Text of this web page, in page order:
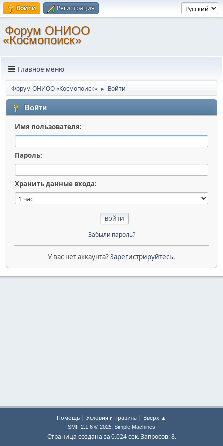
Войти Регистрация
Форум ОНИОО
«Космопоиск»
Главное меню
Форум ОНИОО «Космопоиск» ► Войти
Войти
Имя пользователя:
Пароль:
Хранить данные входа:
Забыли пароль?
У вас нет аккаунта?Зарегистрируйтесь.
Помощь | Условия и правила | Вверх ▲
SMF 2.1.6 © 2025, Simple Machines
Страница создана за 0.024 сек. Запросов: 8.